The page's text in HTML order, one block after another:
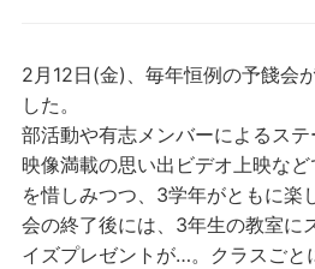
2月12日(金)、毎年恒例の予餞会
した。
部活動や有志メンバーによるス
映像満載の思い出ビデオ上映な
を惜しみつつ、3学年がともに楽
会の終了後には、3年生の教室に
イズプレゼントが…。クラスごと